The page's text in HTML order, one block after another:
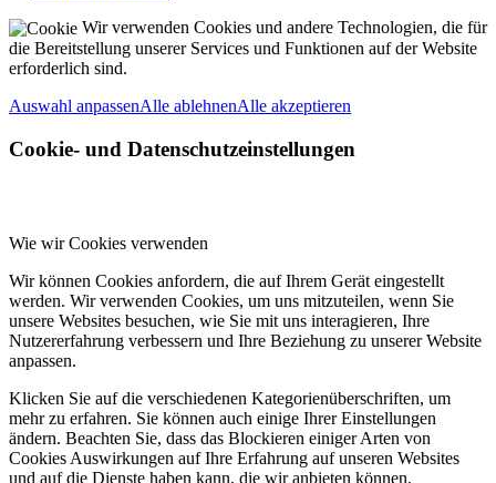
Wir verwenden Cookies und andere Technologien, die für
die Bereitstellung unserer Services und Funktionen auf der Website
erforderlich sind.
Auswahl anpassenAlle ablehnenAlle akzeptieren
Cookie- und Datenschutzeinstellungen
Wie wir Cookies verwenden
Wir können Cookies anfordern, die auf Ihrem Gerät eingestellt
werden. Wir verwenden Cookies, um uns mitzuteilen, wenn Sie
unsere Websites besuchen, wie Sie mit uns interagieren, Ihre
Nutzererfahrung verbessern und Ihre Beziehung zu unserer Website
anpassen.
Klicken Sie auf die verschiedenen Kategorienüberschriften, um
mehr zu erfahren. Sie können auch einige Ihrer Einstellungen
ändern. Beachten Sie, dass das Blockieren einiger Arten von
Cookies Auswirkungen auf Ihre Erfahrung auf unseren Websites
und auf die Dienste haben kann, die wir anbieten können.